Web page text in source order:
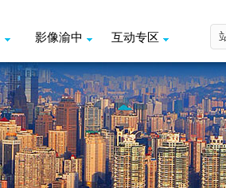
影像渝中 互动专区